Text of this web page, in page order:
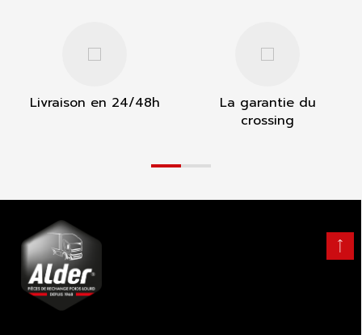
Livraison en 24/48h
La garantie du
crossing
Retour
haut